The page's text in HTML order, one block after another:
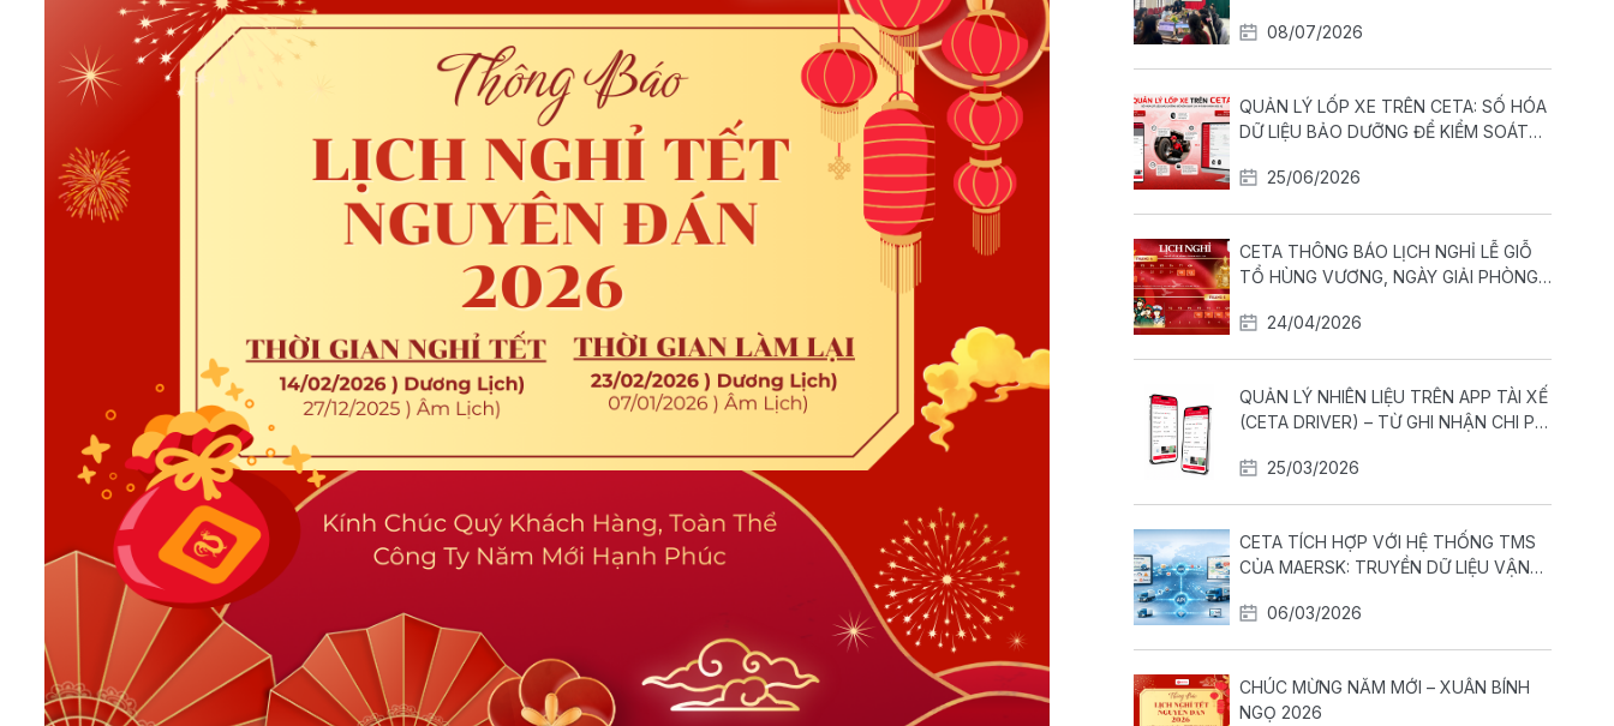
LOGISTICS CHẤT LƯỢNG CAO
08/07/2026
QUẢN LÝ LỐP XE TRÊN CETA: SỐ HÓA
DỮ LIỆU BẢO DƯỠNG ĐỂ KIỂM SOÁT
25/06/2026
CETA THÔNG BÁO LỊCH NGHỈ LỄ GIỖ
TỔ HÙNG VƯƠNG, NGÀY GIẢI PHÒNG
30-04 VÀ QUỐC TẾ LAO ĐỘNG 01-05
24/04/2026
QUẢN LÝ NHIÊN LIỆU TRÊN APP TÀI XẾ
(CETA DRIVER) – TỪ GHI NHẬN CHI PHÍ
25/03/2026
CETA TÍCH HỢP VỚI HỆ THỐNG TMS
CỦA MAERSK: TRUYỀN DỮ LIỆU VẬN
06/03/2026
CHÚC MỪNG NĂM MỚI – XUÂN BÍNH
NGỌ 2026